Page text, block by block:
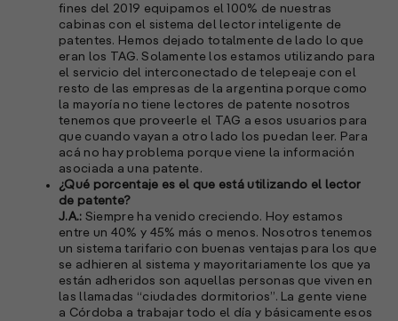
fines del 2019 equipamos el 100% de nuestras
cabinas con el sistema del lector inteligente de
patentes. Hemos dejado totalmente de lado lo que
eran los TAG. Solamente los estamos utilizando para
el servicio del interconectado de telepeaje con el
resto de las empresas de la argentina porque como
la mayoría no tiene lectores de patente nosotros
tenemos que proveerle el TAG a esos usuarios para
que cuando vayan a otro lado los puedan leer. Para
acá no hay problema porque viene la información
asociada a una patente.
¿Qué porcentaje es el que está utilizando el lector
de patente?
J.A.: Siempre ha venido creciendo. Hoy estamos
entre un 40% y 45% más o menos. Nosotros tenemos
un sistema tarifario con buenas ventajas para los que
se adhieren al sistema y mayoritariamente los que ya
están adheridos son aquellas personas que viven en
las llamadas “ciudades dormitorios”. La gente viene
a Córdoba a trabajar todo el día y básicamente esos